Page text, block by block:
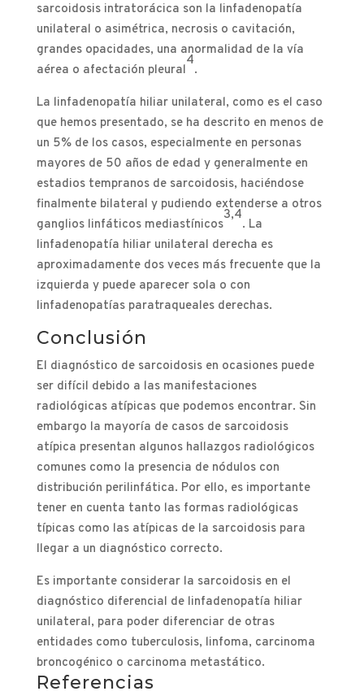
sarcoidosis intratorácica son la linfadenopatía
unilateral o asimétrica, necrosis o cavitación,
grandes opacidades, una anormalidad de la vía
aérea o afectación pleural
4
.
La linfadenopatía hiliar unilateral, como es el caso
que hemos presentado, se ha descrito en menos de
un 5% de los casos, especialmente en personas
mayores de 50 años de edad y generalmente en
estadios tempranos de sarcoidosis, haciéndose
finalmente bilateral y pudiendo extenderse a otros
ganglios linfáticos mediastínicos
3,4
. La
linfadenopatía hiliar unilateral derecha es
aproximadamente dos veces más frecuente que la
izquierda y puede aparecer sola o con
linfadenopatías paratraqueales derechas.
Conclusión
El diagnóstico de sarcoidosis en ocasiones puede
ser difícil debido a las manifestaciones
radiológicas atípicas que podemos encontrar. Sin
embargo la mayoría de casos de sarcoidosis
atípica presentan algunos hallazgos radiológicos
comunes como la presencia de nódulos con
distribución perilinfática. Por ello, es importante
tener en cuenta tanto las formas radiológicas
típicas como las atípicas de la sarcoidosis para
llegar a un diagnóstico correcto.
Es importante considerar la sarcoidosis en el
diagnóstico diferencial de linfadenopatía hiliar
unilateral, para poder diferenciar de otras
entidades como tuberculosis, linfoma, carcinoma
broncogénico o carcinoma metastático.
Referencias